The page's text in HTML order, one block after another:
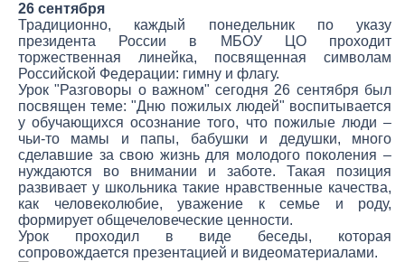
26 сентября
Традиционно, каждый понедельник по указу
президента России в МБОУ ЦО проходит
торжественная линейка, посвященная символам
Российской Федерации: гимну и флагу.
Урок "Разговоры о важном" сегодня 26 сентября был
посвящен теме: "Дню пожилых людей" воспитывается
у обучающихся осознание того, что пожилые люди –
чьи-то мамы и папы, бабушки и дедушки, много
сделавшие за свою жизнь для молодого поколения –
нуждаются во внимании и заботе. Такая позиция
развивает у школьника такие нравственные качества,
как человеколюбие, уважение к семье и роду,
формирует общечеловеческие ценности.
Урок проходил в виде беседы, которая
сопровождается презентацией и видеоматериалами.